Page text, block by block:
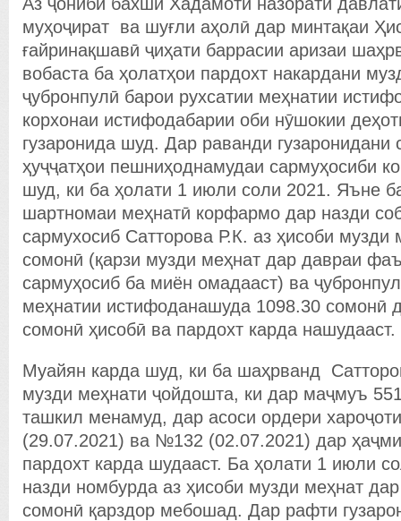
муҳоҷират ва шуғли аҳолӣ дар минтақаи
ғайринақшавӣ ҷиҳати баррасии аризаи
вобаста ба ҳолатҳои пардохт накардани
ҷубронпулӣ барои рухсатии меҳнатии
корхонаи истифодабарии оби нӯшокии
гузаронида шуд. Дар раванди гузаронидани
ҳуҷҷатҳои пешниҳоднамудаи сармуҳосиби
шуд, ки ба ҳолати 1 июли соли 2021. Яъне
шартномаи меҳнатӣ корфармо дар назди
сармухосиб Сатторова Р.К. аз ҳисоби музди
сомонӣ (қарзи музди меҳнат дар давраи
сармуҳосиб ба миён омадааст) ва
меҳнатии истифоданашуда 1098.30 сомонӣ
сомонӣ ҳисобӣ ва пардохт карда нашудааст.
Муайян карда шуд, ки ба шаҳрванд
музди меҳнати ҷойдошта, ки дар маҷмуъ
ташкил менамуд, дар асоси ордери
(29.07.2021) ва №132 (02.07.2021) дар
пардохт карда шудааст. Ба ҳолати 1 июли
назди номбурда аз ҳисоби музди меҳнат
сомонӣ қарздор мебошад. Дар рафти